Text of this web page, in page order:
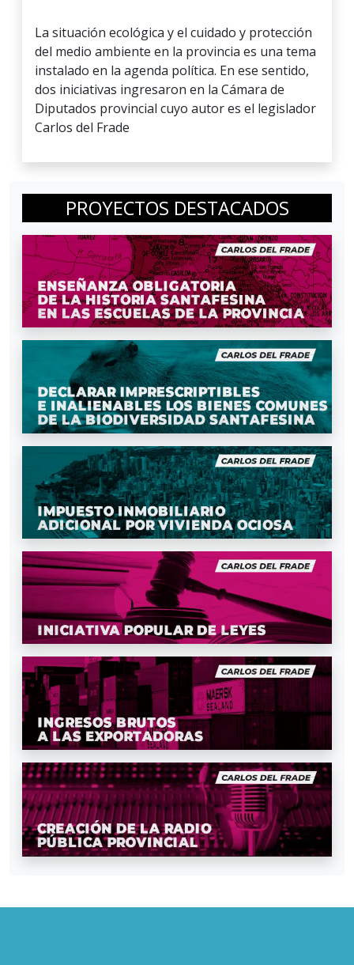
La situación ecológica y el cuidado y protección
del medio ambiente en la provincia es una tema
instalado en la agenda política. En ese sentido,
dos iniciativas ingresaron en la Cámara de
Diputados provincial cuyo autor es el legislador
Carlos del Frade
PROYECTOS DESTACADOS